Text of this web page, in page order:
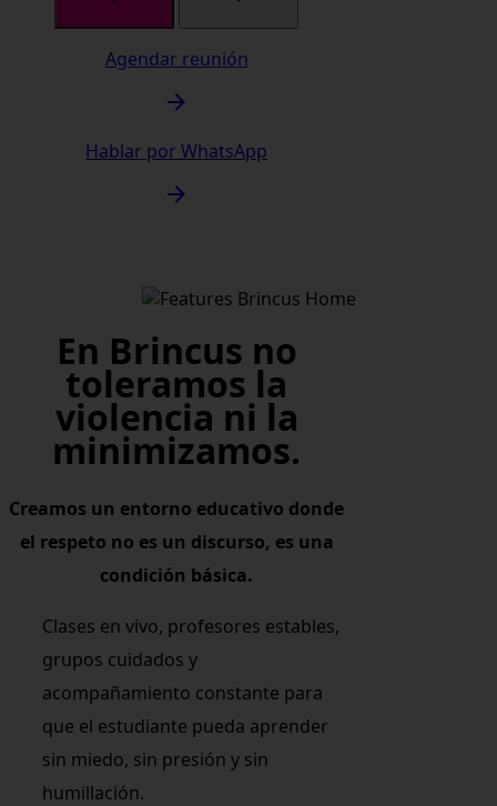
Agendar reunión
Hablar por WhatsApp
En Brincus no
toleramos la
violencia ni la
minimizamos.
Creamos un entorno educativo donde
el respeto no es un discurso, es una
condición básica.
Clases en vivo, profesores estables,
grupos cuidados y
acompañamiento constante para
que el estudiante pueda aprender
sin miedo, sin presión y sin
humillación.